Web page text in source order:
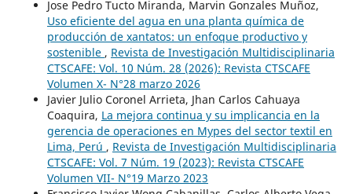
Jose Pedro Tucto Miranda, Marvin Gonzales Muñoz,
Uso eficiente del agua en una planta química de
producción de xantatos: un enfoque productivo y
sostenible , Revista de Investigación Multidisciplinaria
CTSCAFE: Vol. 10 Núm. 28 (2026): Revista CTSCAFE
Volumen X- N°28 marzo 2026
Javier Julio Coronel Arrieta, Jhan Carlos Cahuaya
Coaquira, La mejora continua y su implicancia en la
gerencia de operaciones en Mypes del sector textil en
Lima, Perú , Revista de Investigación Multidisciplinaria
CTSCAFE: Vol. 7 Núm. 19 (2023): Revista CTSCAFE
Volumen VII- N°19 Marzo 2023